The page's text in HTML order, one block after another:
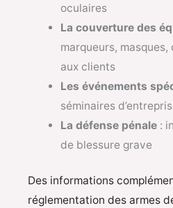
oculaires
La couverture des
marqueurs,
aux clients
Les événements
séminaires
La défense pénale:
de blessure grave
Des informations
réglementation des armes